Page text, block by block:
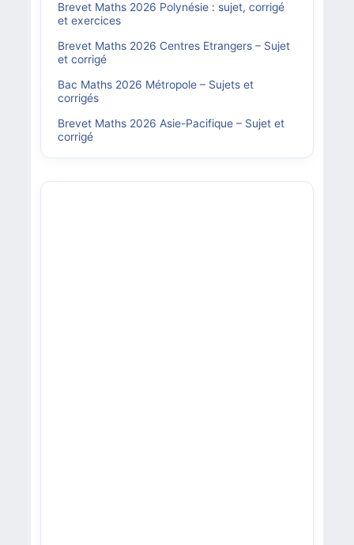
Brevet Maths 2026 Polynésie : sujet, corrigé
et exercices
Brevet Maths 2026 Centres Etrangers – Sujet
et corrigé
Bac Maths 2026 Métropole – Sujets et
corrigés
Brevet Maths 2026 Asie-Pacifique – Sujet et
corrigé